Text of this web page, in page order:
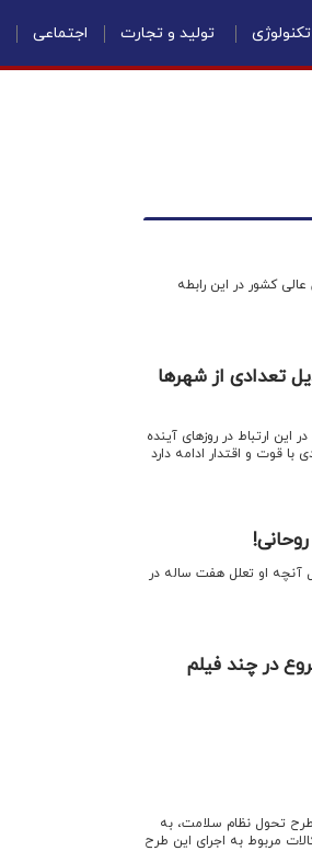
تکنولوژی تولید و تجارت اجتماعی
کشور در این رابطه
تعدادی از شهرها
ارتباط در روزهای آینده
قوت و اقتدار ادامه دارد
آنچه او تعلل هفت ساله در
در چند فیلم
تحول نظام سلامت، به
مربوط به اجرای این طرح